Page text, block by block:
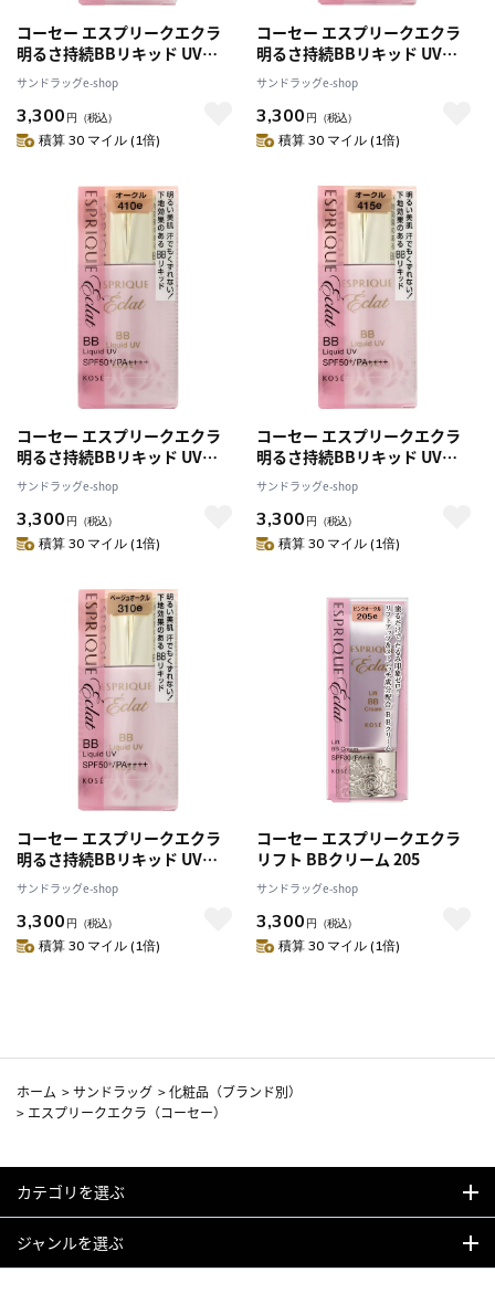
コーセー エスプリークエクラ
明るさ持続BBリキッド UV
PO205
サンドラッグe-shop
3,300 円 （税込）
積算 30 マイル (1倍)
コーセー エスプリークエクラ
明るさ持続BBリキッド UV
OC405
サンドラッグe-shop
3,300 円 （税込）
積算 30 マイル (1倍)
コーセー エスプリークエクラ
明るさ持続BBリキッド UV
OC410
サンドラッグe-shop
3,300 円 （税込）
積算 30 マイル (1倍)
コーセー エスプリークエクラ
明るさ持続BBリキッド UV
OC415
サンドラッグe-shop
3,300 円 （税込）
積算 30 マイル (1倍)
コーセー エスプリークエクラ
明るさ持続BBリキッド UV
BO310
サンドラッグe-shop
3,300 円 （税込）
積算 30 マイル (1倍)
コーセー エスプリークエクラ
リフト BBクリーム 205
サンドラッグe-shop
3,300 円 （税込）
積算 30 マイル (1倍)
ホーム >サンドラッグ >化粧品（ブランド別）
> エスプリークエクラ（コーセー）
カテゴリを選ぶ
ジャンルを選ぶ